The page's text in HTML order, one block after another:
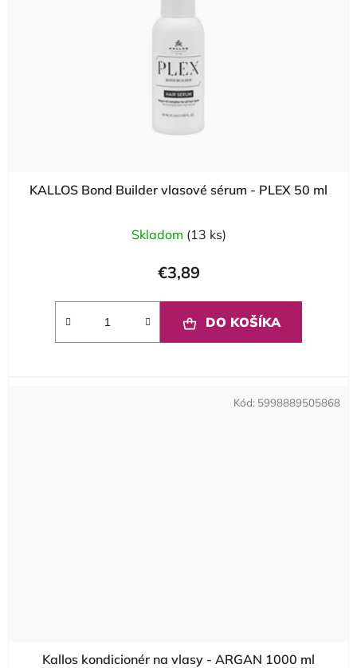
KALLOS Bond Builder vlasové sérum - PLEX 50 ml
Skladom (13 ks)
€3,89
DO KOŠÍKA
Kallos kondicionér na vlasy - ARGAN 1000 ml
Kód: 5998889505868